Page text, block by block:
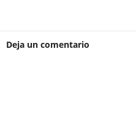
Deja un comentario